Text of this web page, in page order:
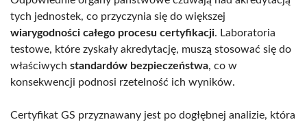
tych jednostek, co przyczynia się do większej
wiarygodności całego procesu certyfikacji. Laboratoria
testowe, które zyskały akredytację, muszą stosować się do
właściwych standardów bezpieczeństwa, co w
konsekwencji podnosi rzetelność ich wyników.
Certyfikat GS przyznawany jest po dogłębnej analizie, która